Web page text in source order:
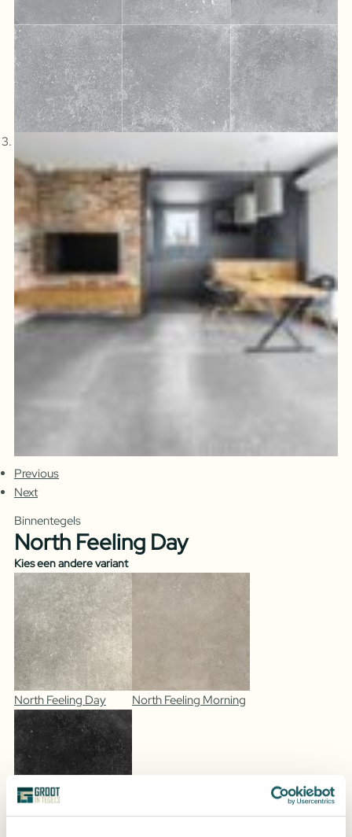
Previous
Next
Binnentegels
North Feeling Day
Kies een andere variant
North Feeling Day North Feeling Morning